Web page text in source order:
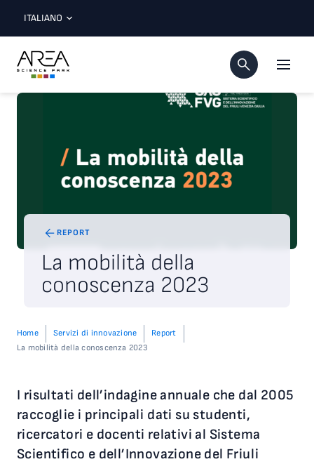
ITALIANO
REPORT
La mobilità della
conoscenza 2023
Home Servizi di innovazione
Report
La mobilità della conoscenza 2023
I risultati dell’indagine annuale che dal 2005
raccoglie i principali dati su studenti,
ricercatori e docenti relativi al Sistema
Scientifico e dell’Innovazione del Friuli